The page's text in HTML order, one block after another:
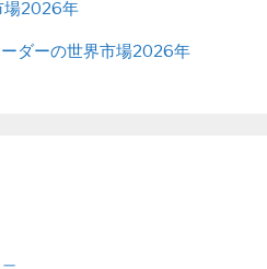
場2026年
ダーの世界市場2026年